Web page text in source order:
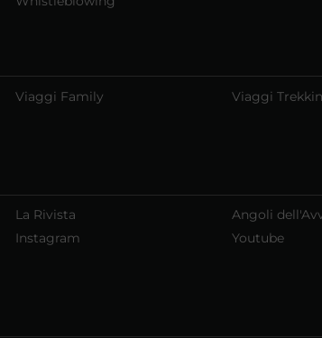
Viaggi Family Viaggi
La Rivista Angoli
Instagram Youtube